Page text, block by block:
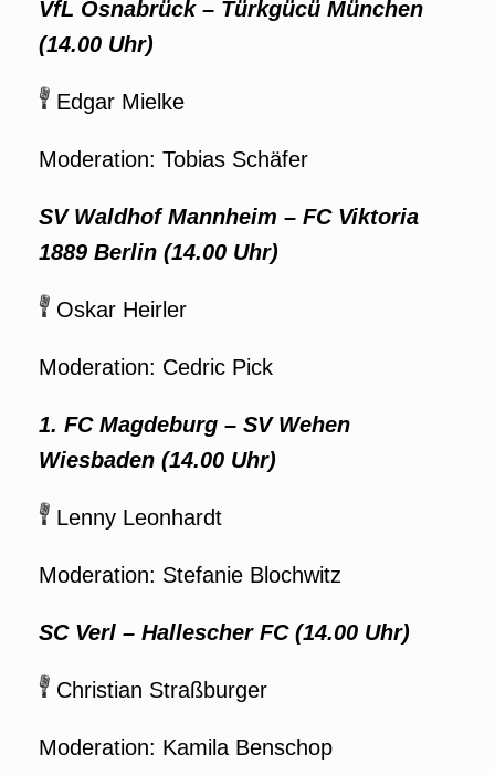
VfL Osnabrück – Türkgücü München
(14.00 Uhr)
Edgar Mielke
Moderation: Tobias Schäfer
SV Waldhof Mannheim – FC Viktoria
1889 Berlin (14.00 Uhr)
Oskar Heirler
Moderation: Cedric Pick
1. FC Magdeburg – SV Wehen
Wiesbaden (14.00 Uhr)
Lenny Leonhardt
Moderation: Stefanie Blochwitz
SC Verl – Hallescher FC (14.00 Uhr)
Christian Straßburger
Moderation: Kamila Benschop